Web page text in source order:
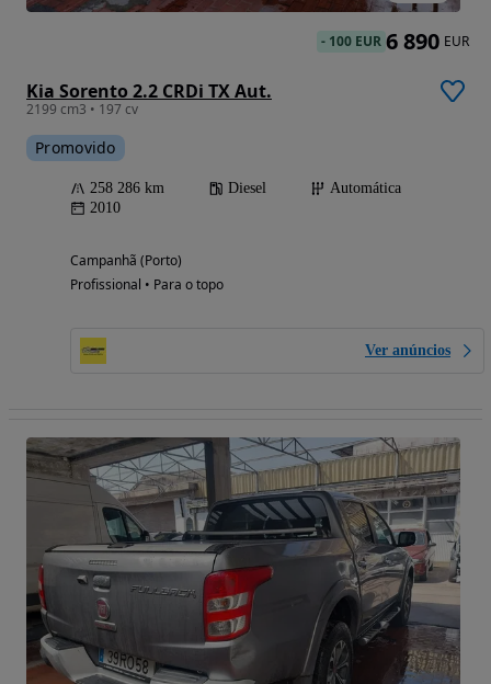
Kia Sorento 2.2 CRDi TX Aut.
2199 cm3 • 197 cv
Promovido
258 286 km Diesel
Automática
2010
Campanhã (Porto)
Profissional • Para o topo
Ver anúncios
- 100 EUR 6 890 EUR